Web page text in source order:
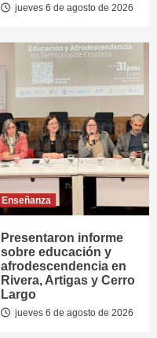
jueves 6 de agosto de 2026
Enseñanza
Presentaron informe
sobre educación y
afrodescendencia en
Rivera, Artigas y Cerro
Largo
jueves 6 de agosto de 2026